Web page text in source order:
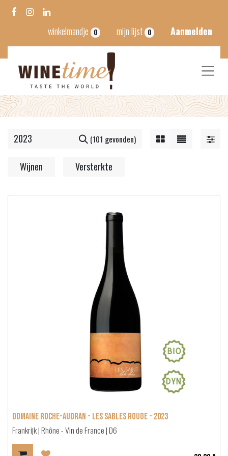
winkelmandje 0 mijn lijst 0 Aanmelden
(101 gevonden)
Wijnen Versterkte
Domaine Roche-Audran - Les Sables Rouge - 2023
Frankrijk | Rhône - Vin de France | D6